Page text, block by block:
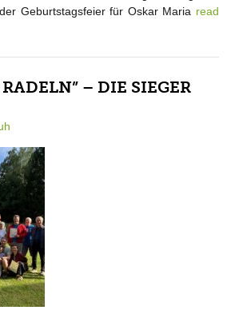
Geburtstagsfeier für Oskar Maria read
– DIE SIEGER